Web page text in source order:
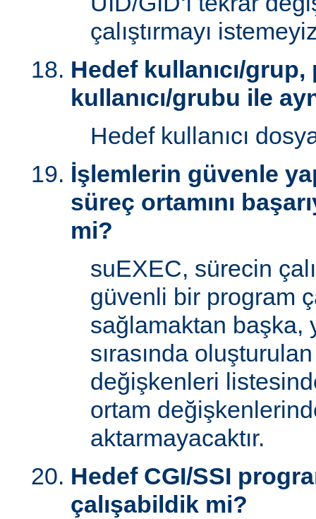
çalıştırmayı
Hedef kullanıcı/grup,
kullanıcı/grubu ile
Hedef kullanıcı
İşlemlerin güvenle
süreç ortamını
mi?
suEXEC, sürecin
güvenli bir program
sağlamaktan başka,
sırasında
değişkenleri
ortam
aktarmayacaktır.
Hedef CGI/SSI
çalışabildik mi?